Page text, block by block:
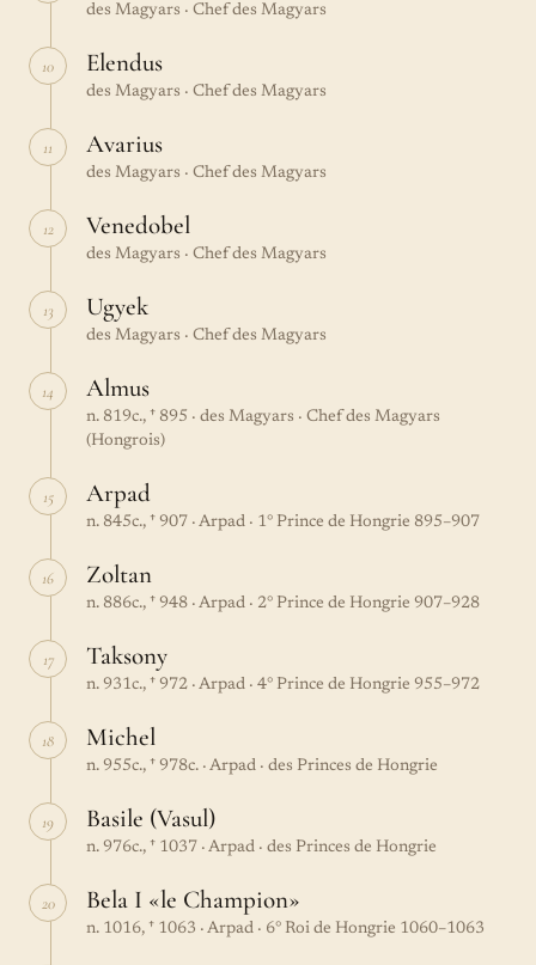
des Magyars · Chef des Magyars
10 Elendus
des Magyars · Chef des Magyars
11 Avarius
des Magyars · Chef des Magyars
12 Venedobel
des Magyars · Chef des Magyars
13 Ugyek
des Magyars · Chef des Magyars
14 Almus
n. 819c., † 895 · des Magyars · Chef des Magyars
(Hongrois)
15 Arpad
n. 845c., † 907 · Arpad · 1° Prince de Hongrie 895–907
16 Zoltan
n. 886c., † 948 · Arpad · 2° Prince de Hongrie 907–928
17 Taksony
n. 931c., † 972 · Arpad · 4° Prince de Hongrie 955–972
18 Michel
n. 955c., † 978c. · Arpad · des Princes de Hongrie
19 Basile (Vasul)
n. 976c., † 1037 · Arpad · des Princes de Hongrie
20 Bela I «le Champion»
n. 1016, † 1063 · Arpad · 6° Roi de Hongrie 1060–1063